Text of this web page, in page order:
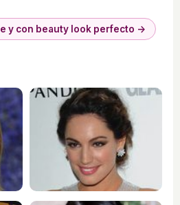
y con beauty look perfecto →